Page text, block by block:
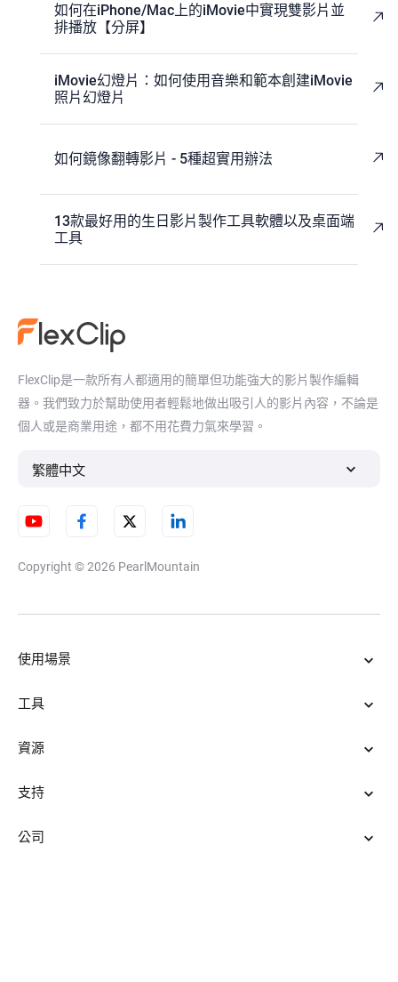
如何在iPhone/Mac上的iMovie中實現雙影片並
排播放【分屏】
iMovie幻燈片：如何使用音樂和範本創建iMovie
照片幻燈片
如何鏡像翻轉影片 - 5種超實用辦法
13款最好用的生日影片製作工具軟體以及桌面端
工具
FlexClip是一款所有人都適用的簡單但功能強大的影片製作編輯
器。我們致力於幫助使用者輕鬆地做出吸引人的影片內容，不論是
個人或是商業用途，都不用花費力氣來學習。
繁體中文
Copyright © 2026 PearlMountain
使用場景
工具
資源
支持
公司